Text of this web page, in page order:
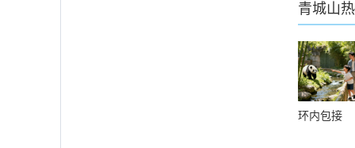
青城山
环内包接